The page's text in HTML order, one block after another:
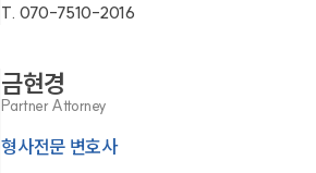
T. 070-7510-2016
금현경
Partner Attorney
형사전문 변호사